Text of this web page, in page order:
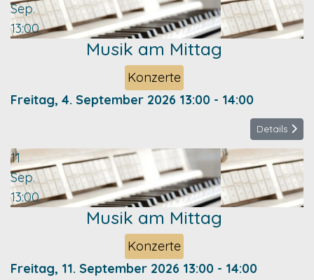
Sep.
13:00
Musik am Mittag
Konzerte
Freitag, 4. September 2026 13:00 - 14:00
Details
11
Sep.
13:00
Musik am Mittag
Konzerte
Freitag, 11. September 2026 13:00 - 14:00